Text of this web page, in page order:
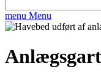
efter:
menu Menu